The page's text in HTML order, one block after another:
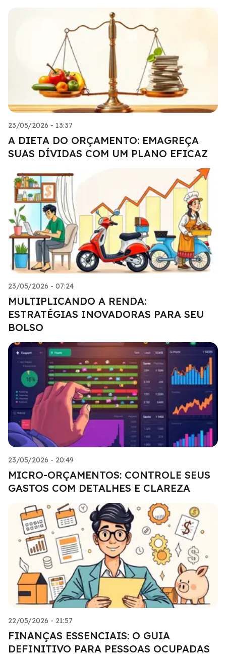
23/05/2026 - 13:37
A DIETA DO ORÇAMENTO: EMAGREÇA
SUAS DÍVIDAS COM UM PLANO EFICAZ
23/05/2026 - 07:24
MULTIPLICANDO A RENDA:
ESTRATÉGIAS INOVADORAS PARA SEU
BOLSO
23/05/2026 - 20:49
MICRO-ORÇAMENTOS: CONTROLE SEUS
GASTOS COM DETALHES E CLAREZA
22/05/2026 - 21:57
FINANÇAS ESSENCIAIS: O GUIA
DEFINITIVO PARA PESSOAS OCUPADAS